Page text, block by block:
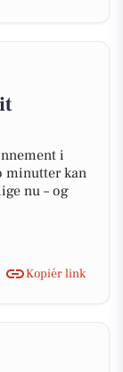
i
minutter kan
nu – og
Kopiér link